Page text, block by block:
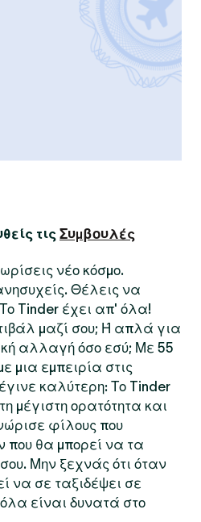
τις Συμβουλές
νέο κόσμο.
Θέλεις να
Tinder έχει απ' όλα!
μαζί σου; Ή απλά για
αλλαγή όσο εσύ; Με 55
μια εμπειρία στις
καλύτερη: Το Tinder
μέγιστη ορατότητα και
φίλους που
που θα μπορεί να τα
Μην ξεχνάς ότι όταν
να σε ταξιδέψει σε
είναι δυνατά στο